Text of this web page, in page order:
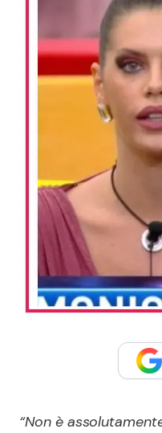
“Non è